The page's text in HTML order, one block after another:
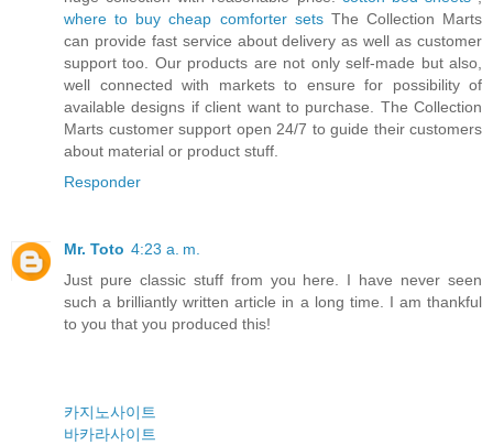
where to buy cheap comforter setsThe Collection Marts
can provide fast service about delivery as well as customer
support too. Our products are not only self-made but also,
well connected with markets to ensure for possibility of
available designs if client want to purchase. The Collection
Marts customer support open 24/7 to guide their customers
about material or product stuff.
Responder
Mr. Toto 4:23 a. m.
Just pure classic stuff from you here. I have never seen
such a brilliantly written article in a long time. I am thankful
to you that you produced this!
카지노사이트
바카라사이트